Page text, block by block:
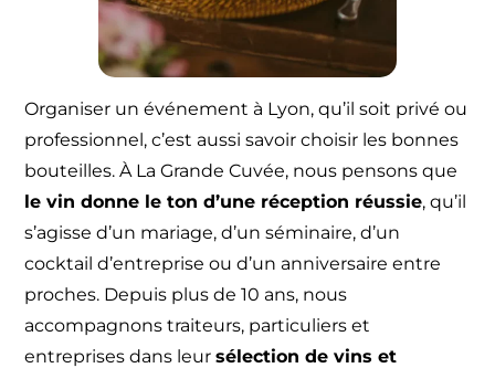
Organiser un événement à Lyon, qu’il soit privé ou
professionnel, c’est aussi savoir choisir les bonnes
bouteilles. À La Grande Cuvée, nous pensons que
le vin donne le ton d’une réception réussie, qu’il
s’agisse d’un mariage, d’un séminaire, d’un
cocktail d’entreprise ou d’un anniversaire entre
proches. Depuis plus de 10 ans, nous
accompagnons traiteurs, particuliers et
entreprises dans leursélection de vins et